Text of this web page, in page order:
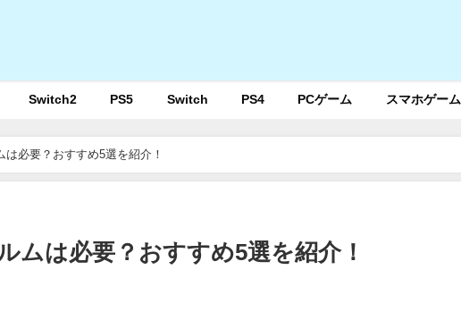
Switch2 PS5 Switch PS4 PCゲーム スマホゲーム
は必要？おすすめ5選を紹介！
ムは必要？おすすめ5選を紹介！